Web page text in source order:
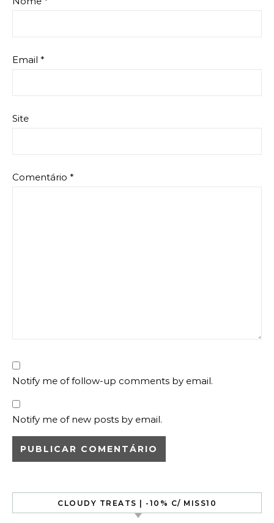
Email *
Site
Comentário *
Notify me of follow-up comments by email.
Notify me of new posts by email.
CLOUDY TREATS | -10% C/ MISS10